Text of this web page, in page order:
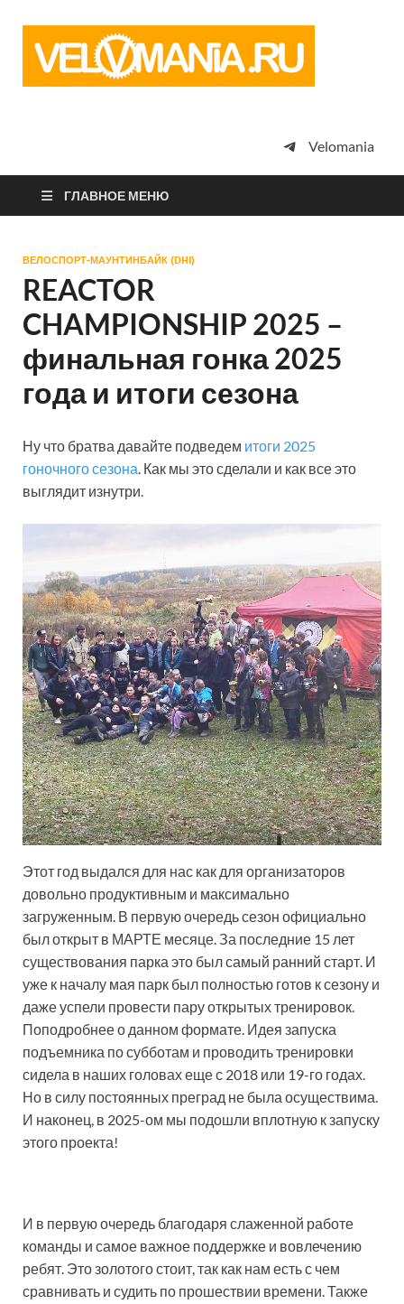
просто
Velomania
ГЛАВНОЕ МЕНЮ
ВЕЛОСПОРТ-МАУНТИНБАЙК (DHI)
REACTOR
CHAMPIONSHIP 2025 –
финальная гонка 2025
года и итоги сезона
Ну что братва давайте подведем итоги 2025
гоночного сезона. Как мы это сделали и как все это
выглядит изнутри.
Этот год выдался для нас как для организаторов
довольно продуктивным и максимально
загруженным. В первую очередь сезон официально
был открыт в МАРТЕ месяце. За последние 15 лет
существования парка это был самый ранний старт. И
уже к началу мая парк был полностью готов к сезону и
даже успели провести пару открытых тренировок.
Поподробнее о данном формате. Идея запуска
подъемника по субботам и проводить тренировки
сидела в наших головах еще с 2018 или 19-го годах.
Но в силу постоянных преград не была осуществима.
И наконец, в 2025-ом мы подошли вплотную к запуску
этого проекта!
И в первую очередь благодаря слаженной работе
команды и самое важное поддержке и вовлечению
ребят. Это золотого стоит, так как нам есть с чем
сравнивать и судить по прошествии времени. Также